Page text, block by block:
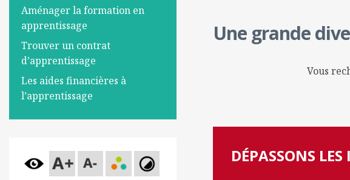
Aménager la formation en
apprentissage
Trouver un contrat
d’apprentissage
Les aides financières à
l’apprentissage
Une grande
Vous
DÉPASSONS LES